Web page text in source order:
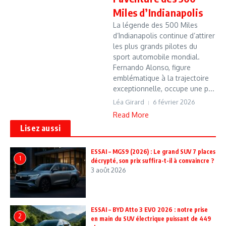
Miles d’Indianapolis
La légende des 500 Miles
d’Indianapolis continue d’attirer
les plus grands pilotes du
sport automobile mondial.
Fernando Alonso, figure
emblématique à la trajectoire
exceptionnelle, occupe une p...
Léa Girard 6 février 2026
Read More
Lisez aussi
1
ESSAI – MGS9 (2026) : Le grand SUV 7 places
décrypté, son prix suffira-t-il à convaincre ?
3 août 2026
2
ESSAI – BYD Atto 3 EVO 2026 : notre prise
en main du SUV électrique puissant de 449